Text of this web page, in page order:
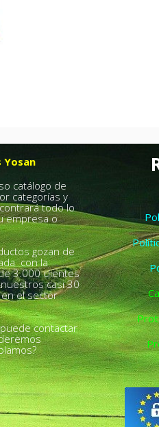
Yosan
catálogo de
categorías y
todo lo
empresa o
gozan de
con la
3.000 clientes
casi 30
el sector
contactar